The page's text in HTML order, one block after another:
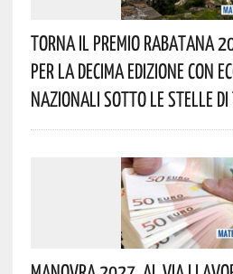
Torna Il Premio Rabatana
Per La Decima Edizione Con
Nazionali Sotto Le Stelle Di